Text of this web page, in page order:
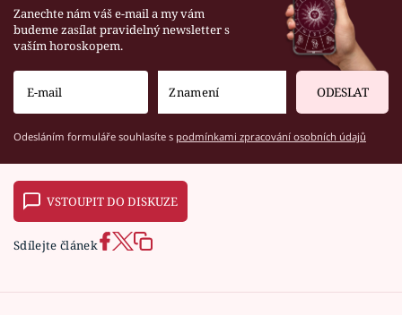
Zanechte nám váš e-mail a my vám
budeme zasílat pravidelný newsletter s
vaším horoskopem.
ODESLAT
Odesláním formuláře souhlasíte s podmínkami zpracování osobních údajů
VSTOUPIT DO DISKUZE
Sdílejte článek